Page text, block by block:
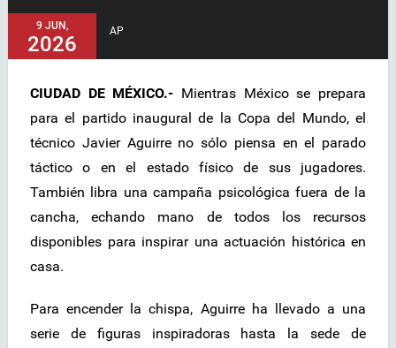
9 JUN,
2026
AP
CIUDAD DE MÉXICO.- Mientras México se prepara
para el partido inaugural de la Copa del Mundo, el
técnico Javier Aguirre no sólo piensa en el parado
táctico o en el estado físico de sus jugadores.
También libra una campaña psicológica fuera de la
cancha, echando mano de todos los recursos
disponibles para inspirar una actuación histórica en
casa.
Para encender la chispa, Aguirre ha llevado a una
serie de figuras inspiradoras hasta la sede de